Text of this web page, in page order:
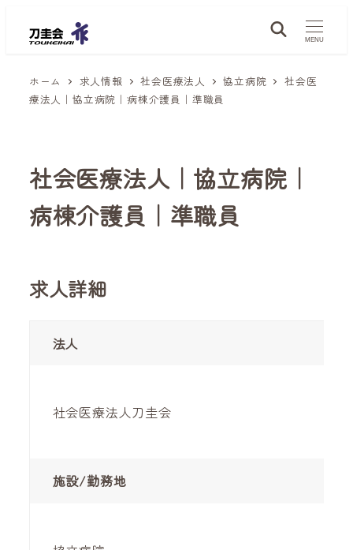
MENU
ホーム 求人情報 社会医療法人 協立病院
社会医
療法人｜協立病院｜病棟介護員｜準職員
社会医療法人｜協立病院｜
病棟介護員｜準職員
求人詳細
法人
社会医療法人刀圭会
施設/勤務地